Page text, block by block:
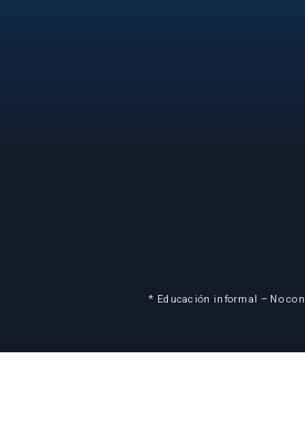
* Educación informal – No